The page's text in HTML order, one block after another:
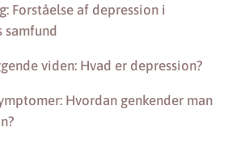
Forståelse af depression i
samfund
viden: Hvad er depression?
Hvordan genkender man